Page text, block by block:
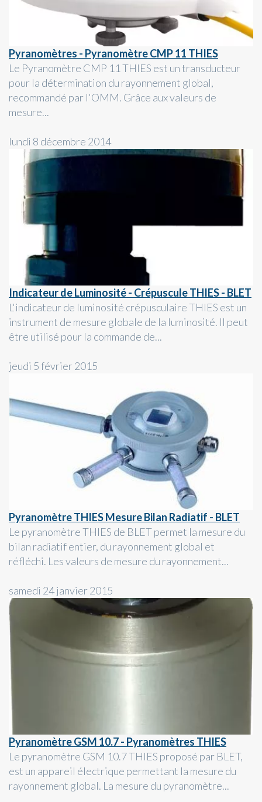
Pyranomètres - Pyranomètre CMP 11 THIES
Le Pyranomètre CMP 11 THIES est un transducteur
pour la détermination du rayonnement global,
recommandé par l'OMM. Grâce aux valeurs de
mesure...
lundi 8 décembre 2014
Indicateur de Luminosité - Crépuscule THIES - BLET
L'indicateur de luminosité crépusculaire THIES est un
instrument de mesure globale de la luminosité. Il peut
être utilisé pour la commande de...
jeudi 5 février 2015
Pyranomètre THIES Mesure Bilan Radiatif - BLET
Le pyranomètre THIES de BLET permet la mesure du
bilan radiatif entier, du rayonnement global et
réfléchi. Les valeurs de mesure du rayonnement...
samedi 24 janvier 2015
Pyranomètre GSM 10.7 - Pyranomètres THIES
Le pyranomètre GSM 10.7 THIES proposé par BLET,
est un appareil électrique permettant la mesure du
rayonnement global. La mesure du pyranomètre...